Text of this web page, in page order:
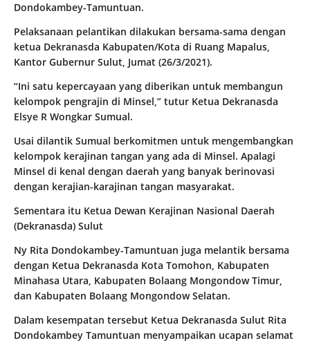
Dondokambey-Tamuntuan.
Pelaksanaan pelantikan dilakukan bersama-sama dengan
ketua Dekranasda Kabupaten/Kota di Ruang Mapalus,
Kantor Gubernur Sulut, Jumat (26/3/2021).
“Ini satu kepercayaan yang diberikan untuk membangun
kelompok pengrajin di Minsel,” tutur Ketua Dekranasda
Elsye R Wongkar Sumual.
Usai dilantik Sumual berkomitmen untuk mengembangkan
kelompok kerajinan tangan yang ada di Minsel. Apalagi
Minsel di kenal dengan daerah yang banyak berinovasi
dengan kerajian-karajinan tangan masyarakat.
Sementara itu Ketua Dewan Kerajinan Nasional Daerah
(Dekranasda) Sulut
Ny Rita Dondokambey-Tamuntuan juga melantik bersama
dengan Ketua Dekranasda Kota Tomohon, Kabupaten
Minahasa Utara, Kabupaten Bolaang Mongondow Timur,
dan Kabupaten Bolaang Mongondow Selatan.
Dalam kesempatan tersebut Ketua Dekranasda Sulut Rita
Dondokambey Tamuntuan menyampaikan ucapan selamat